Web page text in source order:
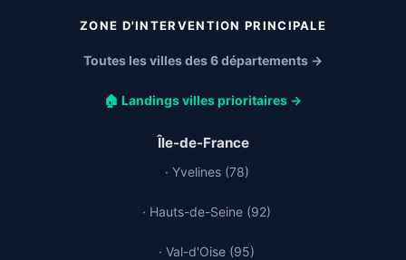
ZONE D'INTERVENTION PRINCIPALE
Toutes les villes des 6 départements →
🏠 Landings villes prioritaires →
Île-de-France
· Yvelines (78)
· Hauts-de-Seine (92)
· Val-d'Oise (95)